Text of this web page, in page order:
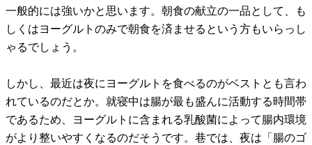
一般的には強いかと思います。朝食の献立の一品として、も
しくはヨーグルトのみで朝食を済ませるという方もいらっし
ゃるでしょう。
しかし、最近は夜にヨーグルトを食べるのがベストとも言わ
れているのだとか。就寝中は腸が最も盛んに活動する時間帯
であるため、ヨーグルトに含まれる乳酸菌によって腸内環境
がより整いやすくなるのだそうです。巷では、夜は「腸のゴ